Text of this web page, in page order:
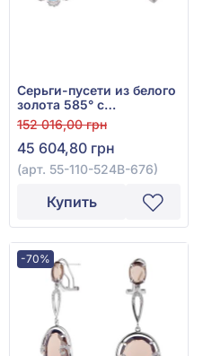
Серьги-пусети из белого
золота 585° с
бриллиантом 0,41ct и
топазом мистик 5,79ct,
арт. 55-110-524В-676
152 016,00 грн
45 604,80 грн
(арт. 55-110-524В-676)
Купить
-70%